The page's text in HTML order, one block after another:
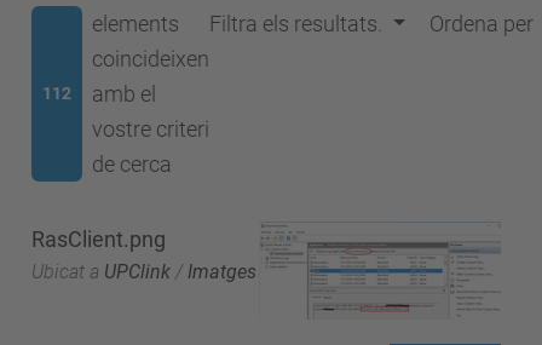
112
elements
coincideixen
amb el
vostre criteri
de cerca
Filtra els resultats. Ordena per
RasClient.png
Ubicat a UPClink / Imatges